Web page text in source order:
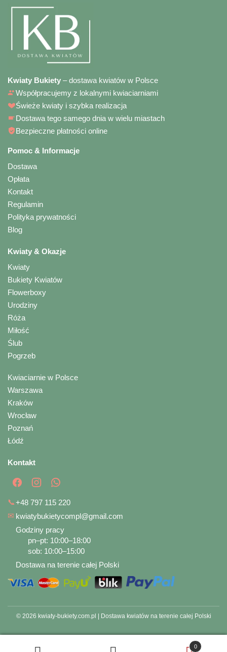
Kwiaty Bukiety – dostawa kwiatów w Polsce
Współpracujemy z lokalnymi kwiaciarniami
Świeże kwiaty i szybka realizacja
Dostawa tego samego dnia w wielu miastach
Bezpieczne płatności online
Pomoc & Informacje
Dostawa
Opłata
Kontakt
Regulamin
Polityka prywatności
Blog
Kwiaty & Okazje
Kwiaty
Bukiety Kwiatów
Flowerboxy
Urodziny
Róża
Miłość
Ślub
Pogrzeb
Kwiaciarnie w Polsce
Warszawa
Kraków
Wrocław
Poznań
Łódź
Kontakt
📞+48 797 115 220
✉ kwiatybukietycompl@gmail.com
Godziny pracy
pn–pt: 10:00–18:00
sob: 10:00–15:00
Dostawa na terenie całej Polski
0
© 2026 kwiaty-bukiety.com.pl | Dostawa kwiatów na terenie całej Polski